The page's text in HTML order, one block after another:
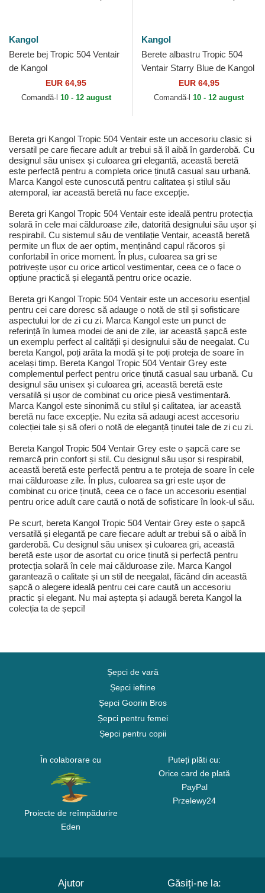
Kangol
Berete bej Tropic 504 Ventair
de Kangol
EUR 64,95
Comandă-l 10 - 12 august
Kangol
Berete albastru Tropic 504
Ventair Starry Blue de Kangol
EUR 64,95
Comandă-l 10 - 12 august
Bereta gri Kangol Tropic 504 Ventair este un accesoriu clasic și
versatil pe care fiecare adult ar trebui să îl aibă în garderobă. Cu
designul său unisex și culoarea gri elegantă, această beretă
este perfectă pentru a completa orice ținută casual sau urbană.
Marca Kangol este cunoscută pentru calitatea și stilul său
atemporal, iar această beretă nu face excepție.
Bereta gri Kangol Tropic 504 Ventair este ideală pentru protecția
solară în cele mai călduroase zile, datorită designului său ușor și
respirabil. Cu sistemul său de ventilație Ventair, această beretă
permite un flux de aer optim, menținând capul răcoros și
confortabil în orice moment. În plus, culoarea sa gri se
potrivește ușor cu orice articol vestimentar, ceea ce o face o
opțiune practică și elegantă pentru orice ocazie.
Bereta gri Kangol Tropic 504 Ventair este un accesoriu esențial
pentru cei care doresc să adauge o notă de stil și sofisticare
aspectului lor de zi cu zi. Marca Kangol este un punct de
referință în lumea modei de ani de zile, iar această șapcă este
un exemplu perfect al calității și designului său de neegalat. Cu
bereta Kangol, poți arăta la modă și te poți proteja de soare în
același timp. Bereta Kangol Tropic 504 Ventair Grey este
complementul perfect pentru orice ținută casual sau urbană. Cu
designul său unisex și culoarea gri, această beretă este
versatilă și ușor de combinat cu orice piesă vestimentară.
Marca Kangol este sinonimă cu stilul și calitatea, iar această
beretă nu face excepție. Nu ezita să adaugi acest accesoriu
colecției tale și să oferi o notă de eleganță ținutei tale de zi cu zi.
Bereta Kangol Tropic 504 Ventair Grey este o șapcă care se
remarcă prin confort și stil. Cu designul său ușor și respirabil,
această beretă este perfectă pentru a te proteja de soare în cele
mai călduroase zile. În plus, culoarea sa gri este ușor de
combinat cu orice ținută, ceea ce o face un accesoriu esențial
pentru orice adult care caută o notă de sofisticare în look-ul său.
Pe scurt, bereta Kangol Tropic 504 Ventair Grey este o șapcă
versatilă și elegantă pe care fiecare adult ar trebui să o aibă în
garderobă. Cu designul său unisex și culoarea gri, această
beretă este ușor de asortat cu orice ținută și perfectă pentru
protecția solară în cele mai călduroase zile. Marca Kangol
garantează o calitate și un stil de neegalat, făcând din această
șapcă o alegere ideală pentru cei care caută un accesoriu
practic și elegant. Nu mai aștepta și adaugă bereta Kangol la
colecția ta de șepci!
Șepci de vară
Șepci ieftine
Șepci Goorin Bros
Șepci pentru femei
Șepci pentru copii
În colaborare cu
Proiecte de reîmpădurire
Eden
Puteți plăti cu:
Orice card de plată
PayPal
Przelewy24
Ajutor Găsiți-ne la: